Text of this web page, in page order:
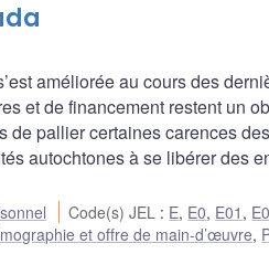
améliorée au cours des
et de financement restent un
de pallier certaines carences des
autochtones à se libérer des
Code(s) JEL : E, E0, E01 ,
et offre de main-d’œuvre,